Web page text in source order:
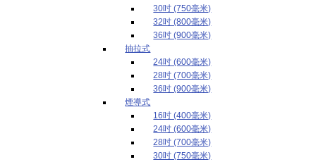
30吋 (750毫米)
32吋 (800毫米)
36吋 (900毫米)
抽拉式
24吋 (600毫米)
28吋 (700毫米)
36吋 (900毫米)
煙導式
16吋 (400毫米)
24吋 (600毫米)
28吋 (700毫米)
30吋 (750毫米)